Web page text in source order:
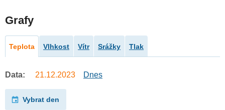
Grafy
Teplota Vlhkost Vítr Srážky Tlak
Data: 21.12.2023 Dnes
Vybrat den